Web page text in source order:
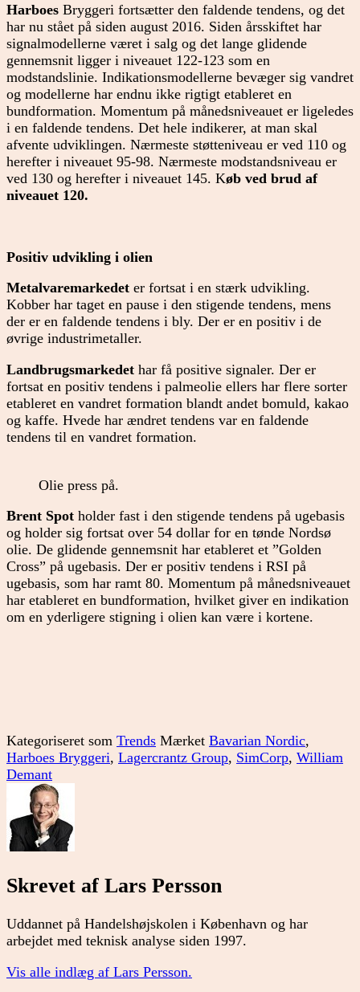
Harboes Bryggeri fortsætter den faldende tendens, og det
har nu stået på siden august 2016. Siden årsskiftet har
signalmodellerne været i salg og det lange glidende
gennemsnit ligger i niveauet 122-123 som en
modstandslinie. Indikationsmodellerne bevæger sig vandret
og modellerne har endnu ikke rigtigt etableret en
bundformation. Momentum på månedsniveauet er ligeledes
i en faldende tendens. Det hele indikerer, at man skal
afvente udviklingen. Nærmeste støtteniveau er ved 110 og
herefter i niveauet 95-98. Nærmeste modstandsniveau er
ved 130 og herefter i niveauet 145. Køb ved brud af
niveauet 120.
Positiv udvikling i olien
Metalvaremarkedet er fortsat i en stærk udvikling.
Kobber har taget en pause i den stigende tendens, mens
der er en faldende tendens i bly. Der er en positiv i de
øvrige industrimetaller.
Landbrugsmarkedet har få positive signaler. Der er
fortsat en positiv tendens i palmeolie ellers har flere sorter
etableret en vandret formation blandt andet bomuld, kakao
og kaffe. Hvede har ændret tendens var en faldende
tendens til en vandret formation.
Olie press på.
Brent Spot holder fast i den stigende tendens på ugebasis
og holder sig fortsat over 54 dollar for en tønde Nordsø
olie. De glidende gennemsnit har etableret et ”Golden
Cross” på ugebasis. Der er positiv tendens i RSI på
ugebasis, som har ramt 80. Momentum på månedsniveauet
har etableret en bundformation, hvilket giver en indikation
om en yderligere stigning i olien kan være i kortene.
Kategoriseret som Trends Mærket Bavarian Nordic,
Harboes Bryggeri, Lagercrantz Group, SimCorp, William
Demant
Skrevet af Lars Persson
Uddannet på Handelshøjskolen i København og har
arbejdet med teknisk analyse siden 1997.
Vis alle indlæg af Lars Persson.